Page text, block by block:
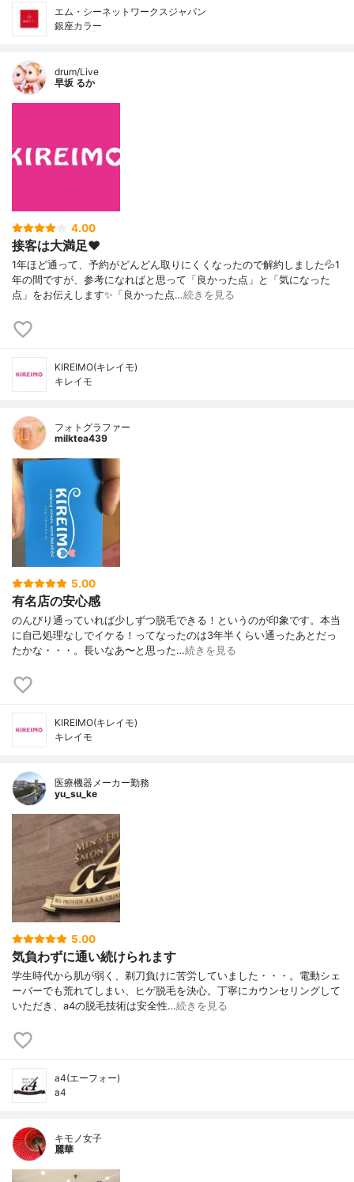
エム・シーネットワークスジャパン
銀座カラー
drum/Live
早坂 るか
4.00
接客は大満足❤️
1年ほど通って、予約がどんどん取りにくくなったので解約しました💦1
年の間ですが、参考になればと思って「良かった点」と「気になった
点」をお伝えします✨「良かった点…続きを見る
KIREIMO(キレイモ)
キレイモ
フォトグラファー
milktea439
5.00
有名店の安心感
のんびり通っていれば少しずつ脱毛できる！というのが印象です。本当
に自己処理なしでイケる！ってなったのは3年半くらい通ったあとだっ
たかな・・・。長いなあ〜と思った…続きを見る
KIREIMO(キレイモ)
キレイモ
医療機器メーカー勤務
yu_su_ke
5.00
気負わずに通い続けられます
学生時代から肌が弱く、剃刀負けに苦労していました・・・。電動シェ
ーバーでも荒れてしまい、ヒゲ脱毛を決心。丁寧にカウンセリングして
いただき、a4の脱毛技術は安全性…続きを見る
a4(エーフォー)
a4
キモノ女子
麗華